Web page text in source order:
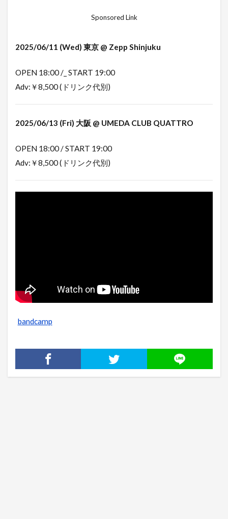
Sponsored Link
2025/06/11 (Wed) 東京 @ Zepp Shinjuku
OPEN 18:00 /_ START 19:00
Adv:￥8,500 (ドリンク代別)
2025/06/13 (Fri) 大阪 @ UMEDA CLUB QUATTRO
OPEN 18:00 / START 19:00
Adv:￥8,500 (ドリンク代別)
bandcamp